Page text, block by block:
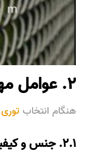
۲. عوامل مهم در انتخاب توری حصاری
هنگام انتخاب
۲.۱. جنس و کیفیت مفتول